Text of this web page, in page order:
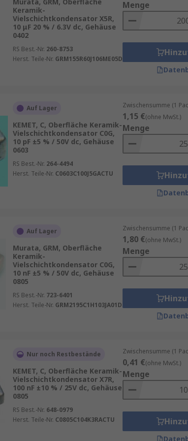
Keramik-
Vielschichtkondensator X5R,
10 μF 20 % / 6.3V dc, Gehäuse
0402
RS Best.-Nr. 260-8753
Herst. Teile-Nr. GRM155R60J106ME05D
Menge
Auf Lager
KEMET, C, Oberfläche Keramik-
Vielschichtkondensator C0G,
10 pF ±5 % / 50V dc, Gehäuse
0603
RS Best.-Nr. 264-4494
Herst. Teile-Nr. C0603C100J5GACTU
Zwischensumme (1
1,15 €(ohne MwSt.)
Menge
Auf Lager
Murata, GRM, Oberfläche
Keramik-
Vielschichtkondensator C0G,
10 nF ±5 % / 50V dc, Gehäuse
0805
RS Best.-Nr. 723-6401
Herst. Teile-Nr. GRM2195C1H103JA01D
Zwischensumme (1
1,80 €(ohne MwSt.)
Menge
Nur noch Restbestände
KEMET, C, Oberfläche Keramik-
Vielschichtkondensator X7R,
100 nF ±10 % / 25V dc, Gehäuse
0805
RS Best.-Nr. 648-0979
Herst. Teile-Nr. C0805C104K3RACTU
Zwischensumme (1
0,41 €(ohne MwSt.)
Menge